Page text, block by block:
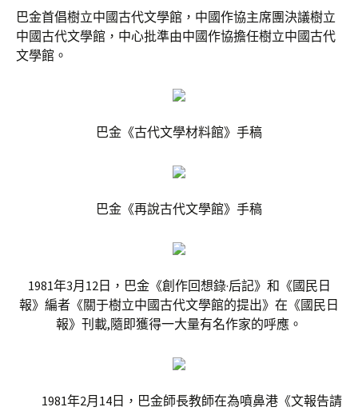
巴金首倡樹立中國古代文學館，中國作協主席團決議樹立
中國古代文學館，中心批準由中國作協擔任樹立中國古代
文學館。
巴金《古代文學材料館》手稿
巴金《再說古代文學館》手稿
1981年3月12日，巴金《創作回想錄·后記》和《國民日
報》編者《關于樹立中國古代文學館的提出》在《國民日
報》刊載,隨即獲得一大量有名作家的呼應。
1981年2月14日，巴金師長教師在為噴鼻港《文報告請